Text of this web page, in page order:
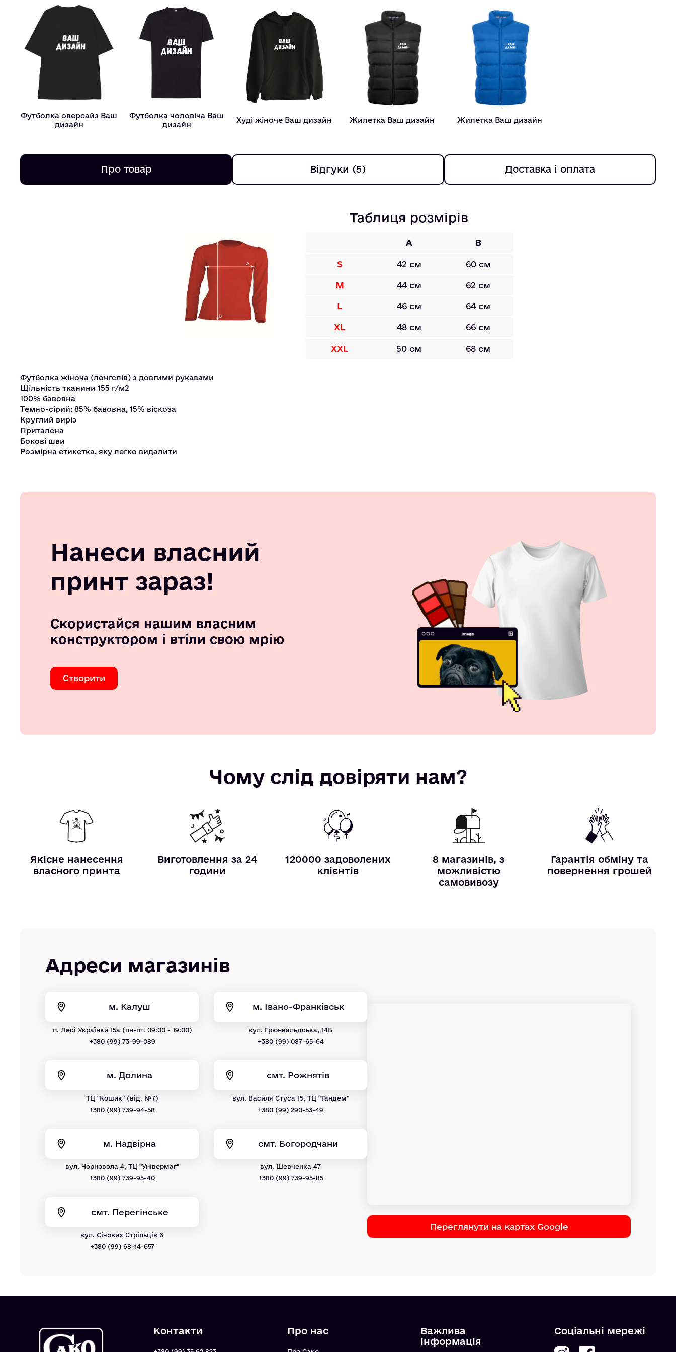
Футболка оверсайз Ваш
дизайн
Футболка чоловіча Ваш
дизайн
Худі жіноче Ваш дизайн Жилетка Ваш дизайн Жилетка Ваш дизайн
Про товар Відгуки (5) Доставка і оплата
Таблиця розмірів
A B
S 42 см 60 см
M 44 см 62 см
L 46 см 64 см
XL 48 см 66 см
XXL 50 см 68 см
Футболка жіноча (лонгслів) з довгими рукавами
Щільність тканини 155 г/м2
100% бавовна
Темно-сірий: 85% бавовна, 15% віскоза
Круглий виріз
Приталена
Бокові шви
Розмірна етикетка, яку легко видалити
Нанеси власний
принт зараз!
Скористайся нашим власним
конструктором і втіли свою мрію
Створити
Чому слід довіряти нам?
Якісне нанесення
власного принта
Виготовлення за 24
години
120000 задоволених
клієнтів
8 магазинів, з
можливістю
самовивозу
Гарантія обміну та
повернення грошей
Адреси магазинів
м. Калуш
п. Лесі Українки 15а (пн-пт. 09:00 - 19:00)
+380 (99) 73-99-089
м. Івано-Франківськ
вул. Грюнвальдська, 14Б
+380 (99) 087-65-64
м. Долина
ТЦ "Кошик" (від. №7)
+380 (99) 739-94-58
смт. Рожнятів
вул. Василя Стуса 15, ТЦ "Тандем"
+380 (99) 290-53-49
м. Надвірна
вул. Чорновола 4, ТЦ "Універмаг"
+380 (99) 739-95-40
смт. Богородчани
вул. Шевченка 47
+380 (99) 739-95-85
смт. Перегінське
вул. Січових Стрільців 6
+380 (99) 68-14-657
Переглянути на картах Google
Контакти Про нас
Важлива
інформація
Соціальні мережі